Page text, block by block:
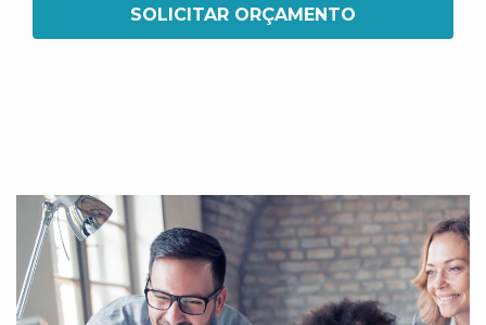
SOLICITAR ORÇAMENTO